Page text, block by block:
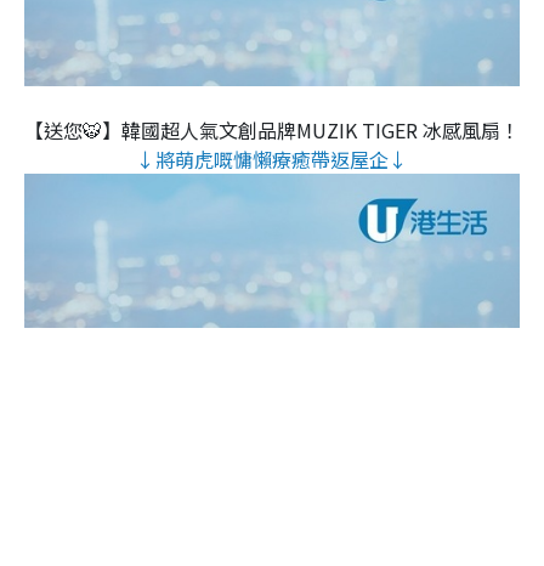
【送您🐯】韓國超人氣文創品牌MUZIK TIGER 冰感風扇！
↓將萌虎嘅慵懶療癒帶返屋企↓